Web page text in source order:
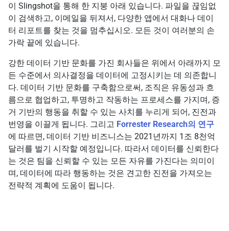
이 Slingshot을 통해 한 지붕 아래 있습니다. 파일을 끊임없
이 검색하고, 이메일을 뒤져서, 다양한 앱에서 대화나 데이
터 리포트를 찾는 것을 멈추십시오. 모든 것이 여러분의 손
가락 끝에 있습니다.
강한 데이터 기반 문화를 가진 회사들은 위에서 아래까지 모
든 수준에서 의사결정을 데이터에 고정시키는 데 의존합니
다. 데이터 기반 문화를 구축함으로써, 조직은 유동성과 흐
름으로 협업하고, 투명하고 작동하는 프로세스를 가지며, 증
거 기반의 행동을 취할 수 있는 사치를 누리게 되어, 진전과
번영을 이끌게 됩니다. 그리고 Forrester Research의 연구
에 따르면, 데이터 기반 비즈니스는 2021년까지 1조 8천억
달러를 벌기 시작할 예정입니다. 따라서 데이터를 신뢰한다
는 것은 팀을 신뢰할 수 있는 모든 자유를 가진다는 의미이
며, 데이터에 따라 행동하는 것은 견고한 진전을 가져오는
전략적 계획에 도움이 됩니다.